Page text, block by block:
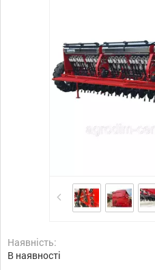
Наявність:
В наявності